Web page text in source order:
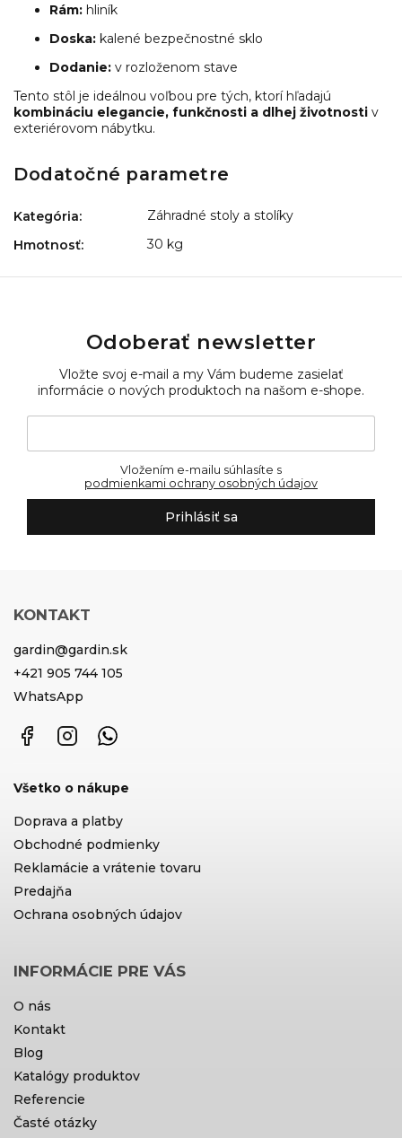
Rám: hliník
Doska: kalené bezpečnostné sklo
Dodanie: v rozloženom stave
Tento stôl je ideálnou voľbou pre tých, ktorí hľadajú
kombináciu elegancie, funkčnosti a dlhej životnosti v
exteriérovom nábytku.
Dodatočné parametre
Kategória:
Záhradné stoly a stolíky
Hmotnosť: 30 kg
Odoberať newsletter
Vložte svoj e-mail a my Vám budeme zasielať
informácie o nových produktoch na našom e-shope.
podmienkami ochrany osobných údajov
Prihlásiť sa
KONTAKT
gardin@gardin.sk
+421 905 744 105
WhatsApp
FacebookInstagram
Všetko o nákupe
Doprava a platby
Obchodné podmienky
Reklamácie a vrátenie tovaru
Predajňa
Ochrana osobných údajov
INFORMÁCIE PRE VÁS
O nás
Kontakt
Blog
Katalógy produktov
Referencie
Časté otázky